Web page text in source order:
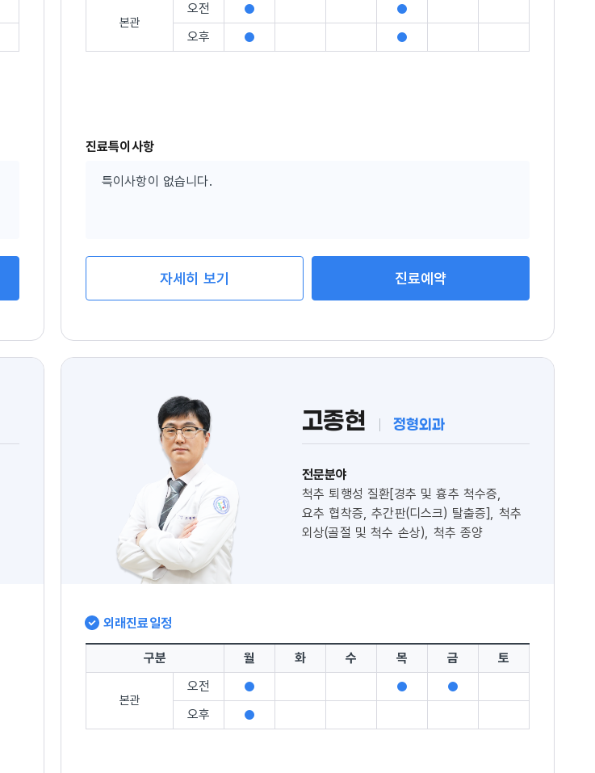
본관
오전
진
료
가
진
료
가
오후
진
진
진료특이사항
특이사항이 없습니다.
자세히 보기 진료예약
고종현 정형외과
전문분야
척추 퇴행성 질환[경추 및 흉추 척수증,
요추 협착증, 추간판(디스크) 탈출증], 척추
외상(골절 및 척수 손상), 척추 종양
외래진료일정
구분 월 화 수 목 금 토
본관
오전
진
료
가
진
가
진
가
오후
진